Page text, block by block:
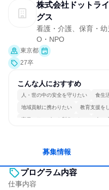
株式会社ドットラ
グス
看護・介護、保育・
O・NPO
東京都
27卒
こんな人におすすめ
人・世の中の安全を守りたい 食生
地域貢献に携わりたい 教育支援を
商品・サービスを製作したい 人の
募集情報
プログラム内容
仕事内容